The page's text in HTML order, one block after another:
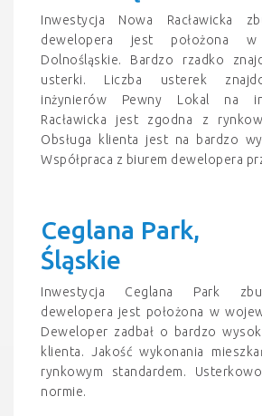
Inwestycja Nowa Racławicka
dewelopera jest położona w
Dolnośląskie. Bardzo rzadko
usterki. Liczba usterek
inżynierów Pewny Lokal na
Racławicka jest zgodna z
Obsługa klienta jest na bardzo
Współpraca z biurem dewelopera
Ceglana Park,
Śląskie
Inwestycja Ceglana Park
dewelopera jest położona w
Deweloper zadbał o bardzo
klienta. Jakość wykonania
rynkowym standardem.
normie.